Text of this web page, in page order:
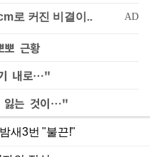
뽀 근황
내로…"
잃는 것이…"